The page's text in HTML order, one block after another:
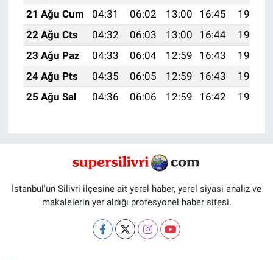
21 Ağu Cum
04:31 06:02 13:00 16:45
19:47
22 Ağu Cts
04:32 06:03 13:00 16:44
19:46
23 Ağu Paz
04:33 06:04 12:59 16:43
19:45
24 Ağu Pts
04:35 06:05 12:59 16:43
19:43
25 Ağu Sal
04:36 06:06 12:59 16:42 19:42
İstanbul'un Silivri ilçesine ait yerel haber, yerel siyasi analiz ve
makalelerin yer aldığı profesyonel haber sitesi.